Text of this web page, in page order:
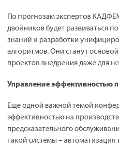
По прогнозам экспертов
двойников будет развиваться
знаний и разработки
алгоритмов. Они станут
проектов внедрения даже для
Управление эффективностью
Еще одной важной темой
эффективностью на
предсказательного
такой системы – автоматизация